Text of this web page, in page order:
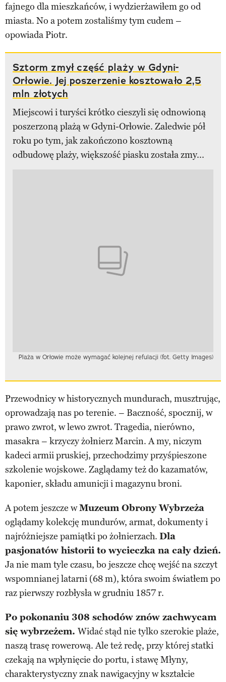
fajnego dla mieszkańców, i wydzierżawiłem go od
miasta. No a potem zostaliśmy tym cudem –
opowiada Piotr.
Sztorm zmył część plaży w Gdyni-
Orłowie. Jej poszerzenie kosztowało 2,5
mln złotych
Miejscowi i turyści krótko cieszyli się odnowioną
poszerzoną plażą w Gdyni-Orłowie. Zaledwie pół
roku po tym, jak zakończono kosztowną
odbudowę plaży, większość piasku została zmy...
Plaża w Orłowie może wymagać kolejnej refulacji (fot. Getty Images)
Przewodnicy w historycznych mundurach, musztrując,
oprowadzają nas po terenie. – Baczność, spocznij, w
prawo zwrot, w lewo zwrot. Tragedia, nierówno,
masakra – krzyczy żołnierz Marcin. A my, niczym
kadeci armii pruskiej, przechodzimy przyśpieszone
szkolenie wojskowe. Zaglądamy też do kazamatów,
kaponier, składu amunicji i magazynu broni.
A potem jeszcze wMuzeum Obrony Wybrzeża
oglądamy kolekcję mundurów, armat, dokumenty i
najróżniejsze pamiątki po żołnierzach. Dla
pasjonatów historii to wycieczka na cały dzień.
Ja nie mam tyle czasu, bo jeszcze chcę wejść na szczyt
wspomnianej latarni (68 m), która swoim światłem po
raz pierwszy rozbłysła w grudniu 1857 r.
Po pokonaniu 308 schodów znów zachwycam
się wybrzeżem. Widać stąd nie tylko szerokie plaże,
naszą trasę rowerową. Ale też redę, przy której statki
czekają na wpłynięcie do portu, i stawę Młyny,
charakterystyczny znak nawigacyjny w kształcie